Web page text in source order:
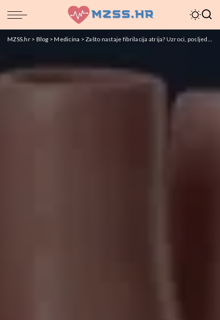
MZSS.hr> Blog >Medicina >Zašto nastaje fibrilacija atrija? Uzroci, posljedice i liječenje.